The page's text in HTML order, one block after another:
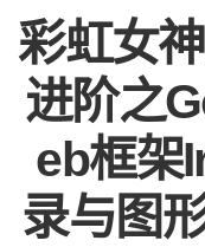
彩虹女
进阶之
eb框架
录与图